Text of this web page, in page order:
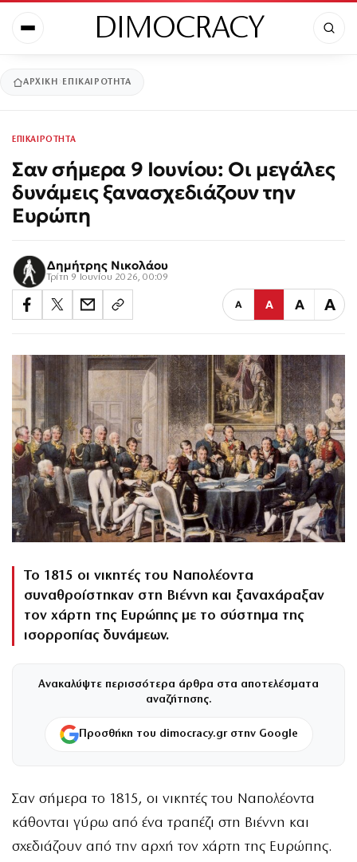
DIMOCRACY
ΑΡΧΙΚΉ ΕΠΙΚΑΙΡΟΤΗΤΑ
ΕΠΙΚΑΙΡΟΤΗΤΑ
Σαν σήμερα 9 Ιουνίου: Οι μεγάλες
δυνάμεις ξανασχεδιάζουν την
Ευρώπη
Δημήτρης Νικολάου
Τρίτη 9 Ιουνίου 2026, 00:09
Α Α Α Α
Το 1815 οι νικητές του Ναπολέοντα
συναθροίστηκαν στη Βιέννη και ξαναχάραξαν
τον χάρτη της Ευρώπης με το σύστημα της
ισορροπίας δυνάμεων.
Ανακαλύψτε περισσότερα άρθρα στα αποτελέσματα
αναζήτησης.
Προσθήκη του dimocracy.gr στην Google
Σαν σήμερα το 1815, οι νικητές του Ναπολέοντα
κάθονται γύρω από ένα τραπέζι στη Βιέννη και
σχεδιάζουν από την αρχή τον χάρτη της Ευρώπης.